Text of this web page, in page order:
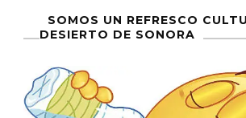
SOMOS UN REFRESCO
DESIERTO DE SONORA